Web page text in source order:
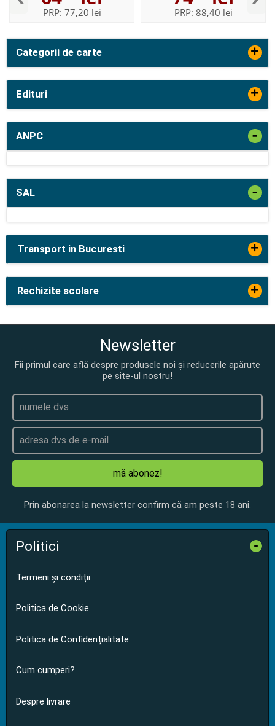
Categorii de carte +
Edituri +
ANPC -
SAL -
PRP: 77,20 lei PRP: 88,40 lei
Transport in Bucuresti +
Rechizite scolare +
Newsletter
Fii primul care află despre produsele noi și reducerile apărute
pe site-ul nostru!
mă abonez!
Prin abonarea la newsletter confirm că am peste 18 ani.
Politici -
Termeni și condiții
Politica de Cookie
Politica de Confidențialitate
Cum cumperi?
Despre livrare